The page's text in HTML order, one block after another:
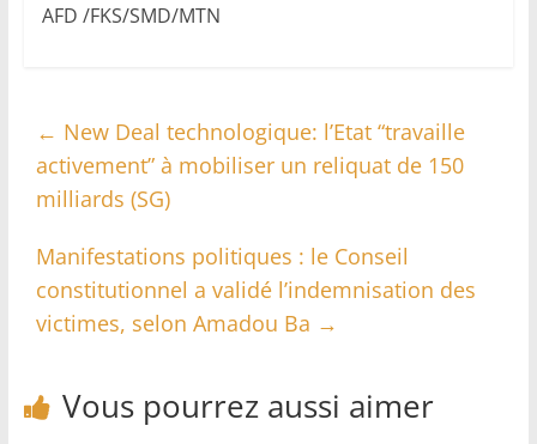
AFD /FKS/SMD/MTN
← New Deal technologique: l’Etat “travaille
activement” à mobiliser un reliquat de 150
milliards (SG)
Manifestations politiques : le Conseil
constitutionnel a validé l’indemnisation des
victimes, selon Amadou Ba →
Vous pourrez aussi aimer